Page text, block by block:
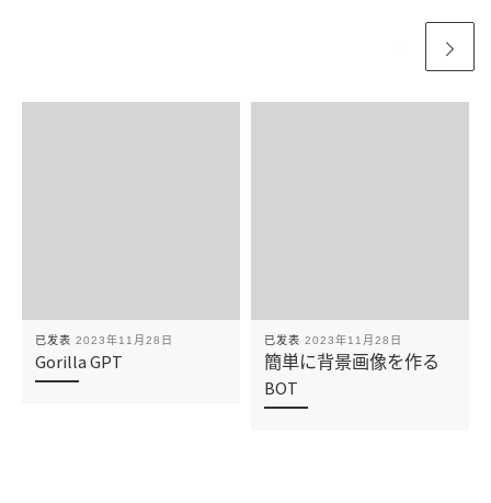
已发表 2023年11月28日
Gorilla GPT
已发表 2023年11月28日
簡単に背景画像を作る
BOT